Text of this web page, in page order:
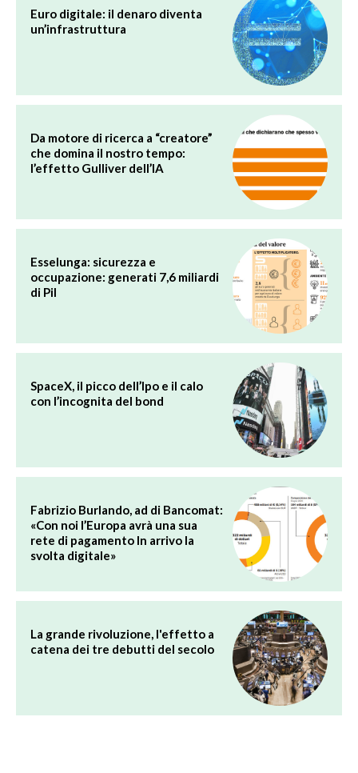
Euro digitale: il denaro diventa
un’infrastruttura
Da motore di ricerca a “creatore”
che domina il nostro tempo:
l’effetto Gulliver dell’IA
Esselunga: sicurezza e
occupazione: generati 7,6 miliardi
di Pil
SpaceX, il picco dell’Ipo e il calo
con l’incognita del bond
Fabrizio Burlando, ad di Bancomat:
«Con noi l’Europa avrà una sua
rete di pagamento In arrivo la
svolta digitale»
La grande rivoluzione, l'effetto a
catena dei tre debutti del secolo